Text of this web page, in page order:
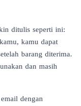
ditulis seperti ini:
kamu dapat
barang diterima.
dan masih
dengan